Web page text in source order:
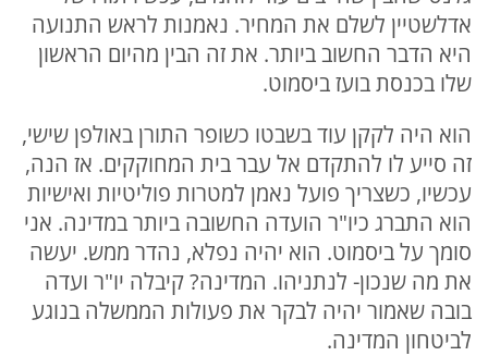
אדלשטיין לשלם את המחיר. נאמנות לראש התנועה
היא הדבר החשוב ביותר. את זה הבין מהיום הראשון
שלו בכנסת בועז ביסמוט.
הוא היה לקקן עוד בשבטו כשופר התורן באולפן שישי,
זה סייע לו להתקדם אל עבר בית המחוקקים. אז הנה,
עכשיו, כשצריך פועל נאמן למטרות פוליטיות ואישיות
הוא התברג כיו"ר הועדה החשובה ביותר במדינה. אני
סומך על ביסמוט. הוא יהיה נפלא, נהדר ממש. יעשה
את מה שנכון- לנתניהו. המדינה? קיבלה יו"ר ועדה
בובה שאמור יהיה לבקר את פעולות הממשלה בנוגע
לביטחון המדינה.